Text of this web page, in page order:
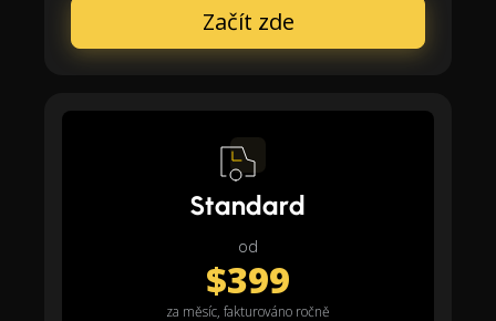
Začít zde
Standard
od
$399
za měsíc, fakturováno ročně